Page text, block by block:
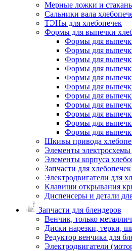
Мерные ложки и
Сальники вала
ТЭНы для хлебопечек
Формы для выпечки
Формы для
Формы для
Формы для
Формы для
Формы для
Формы для
Формы для
Формы для
Формы для
Формы для
Формы для
Шкивы привода
Элементы электросхемы
Элементы корпуса
Запчасти для
Электродвигатели для
Клавиши открывания
Диспенсеры и детали
Запчасти для блендеров
Венчик, только
Диски нарезки, терки,
Редуктор венчика для
Электродвигатели